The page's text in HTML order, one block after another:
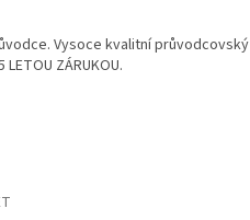
Vysoce kvalitní průvodcovský
ZÁRUKOU.